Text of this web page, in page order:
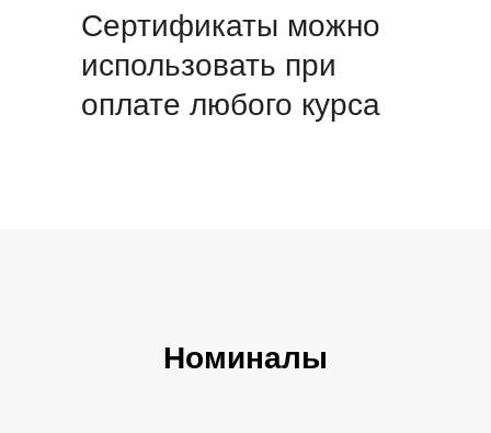
Сертификаты можно
использовать при
оплате любого курса
Номиналы